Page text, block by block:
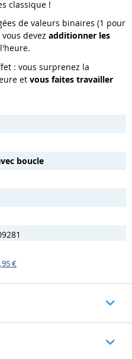
classique !
de valeurs binaires (1 pour
devez additionner les
: vous surprenez la
et vous faites travailler
boucle
€